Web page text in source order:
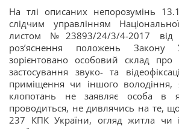
На тлі описаних непорозумінь
слідчим управлінням
листом №23893/24/3/4-2017 від
роз’яснення положень Закону
зорієнтовано особовий склад про
застосування звуко- та
приміщення чи іншого володіння,
клопотань не заявляє особа в
проводиться, не дивлячись на те,
237 КПК України, огляд житла чи